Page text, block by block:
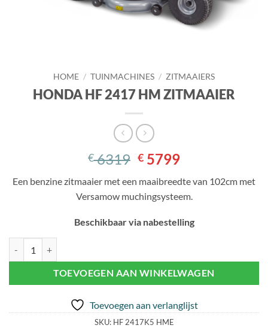
HOME / TUINMACHINES / ZITMAAIERS
HONDA HF 2417 HM ZITMAAIER
€6319 Oorspronkelijke
was:
€ 6319.
€ 5799Huidige
is:
€ 5799.
Een benzine zitmaaier met een maaibreedte van 102cm met
Versamow muchingsysteem.
Beschikbaar via nabestelling
TOEVOEGEN AAN WINKELWAGEN
Toevoegen aan verlanglijst
SKU: HF 2417K5 HME